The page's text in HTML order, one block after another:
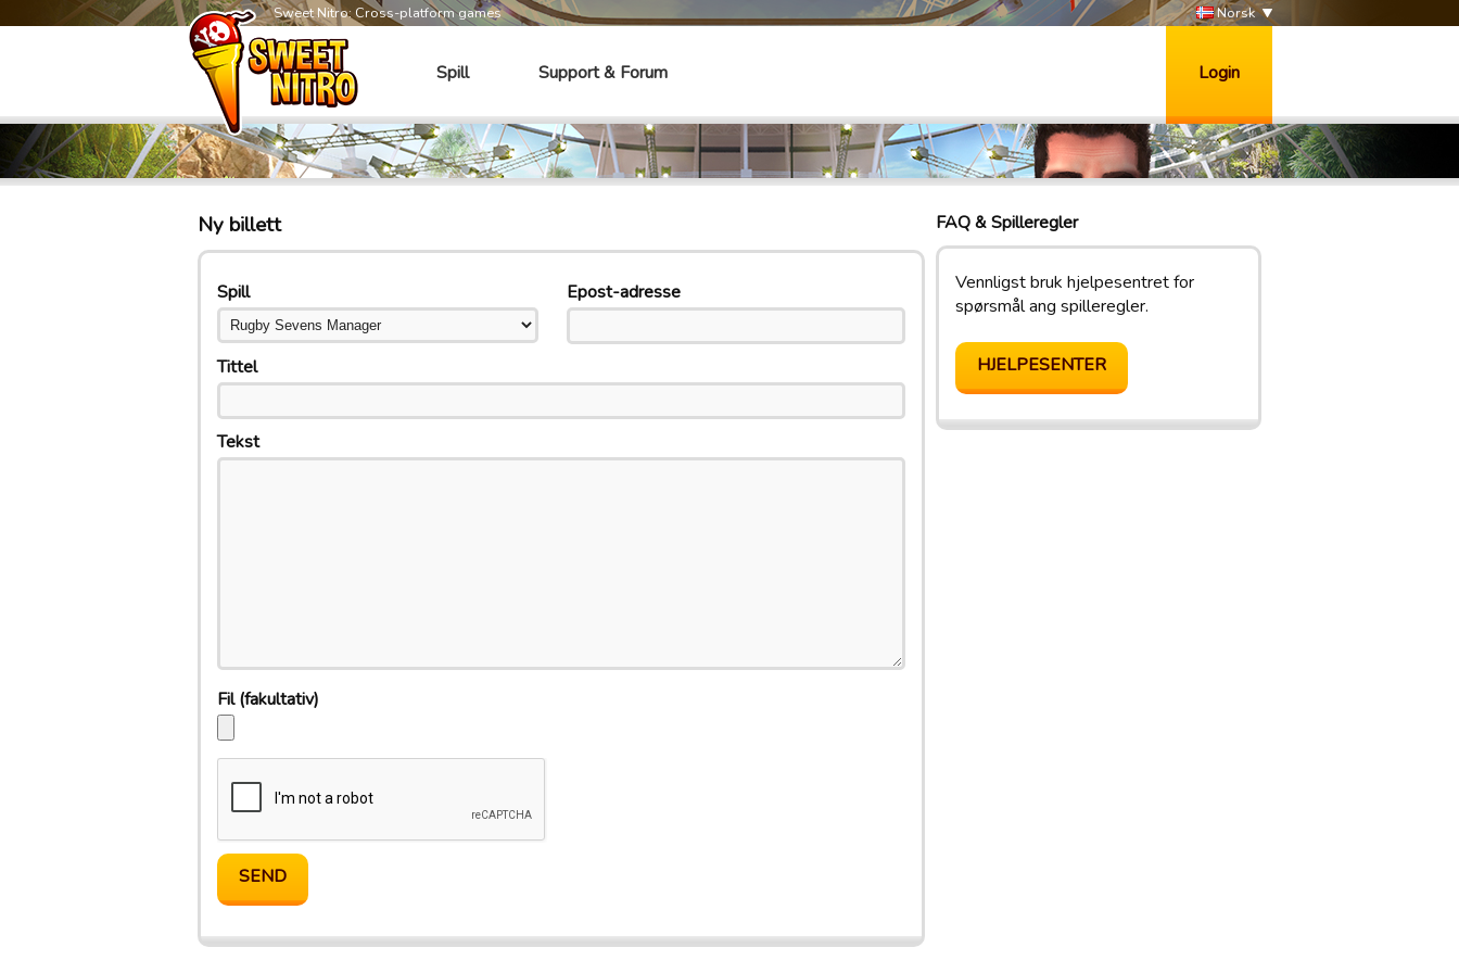
Sweet Nitro: Cross-platform games Norsk
Spill Support & Forum Login
FAQ & Spilleregler
Vennligst bruk hjelpesentret for
spørsmål ang spilleregler.
HJELPESENTER
Ny billett
Epost-adresse
Spill
Tittel
Tekst
Fil(fakultativ)